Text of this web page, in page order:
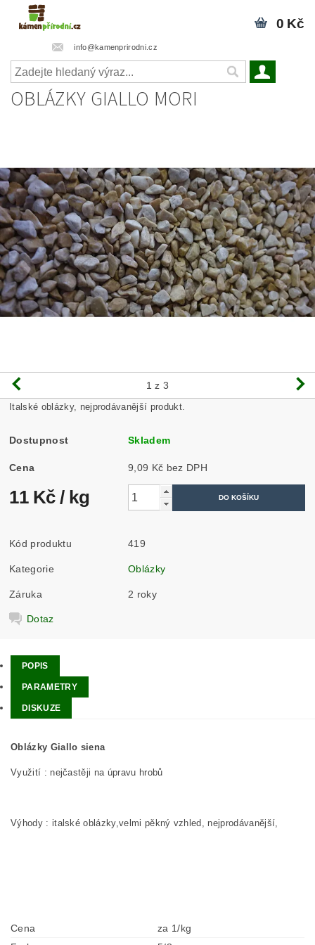
info@kamenprirodni.cz
0 Kč
OBLÁZKY GIALLO MORI
1 z 3
Italské oblázky, nejprodávanější produkt.
Dostupnost Skladem
Cena 9,09 Kč bez DPH
11 Kč/ kg
Kód produktu 419
Kategorie Oblázky
Záruka 2 roky
Dotaz
POPIS
PARAMETRY
DISKUZE
Oblázky Giallo siena
Využití : nejčastěji na úpravu hrobů
Výhody : italské oblázky,velmi pěkný vzhled, nejprodávanější,
Cena
za 1/kg